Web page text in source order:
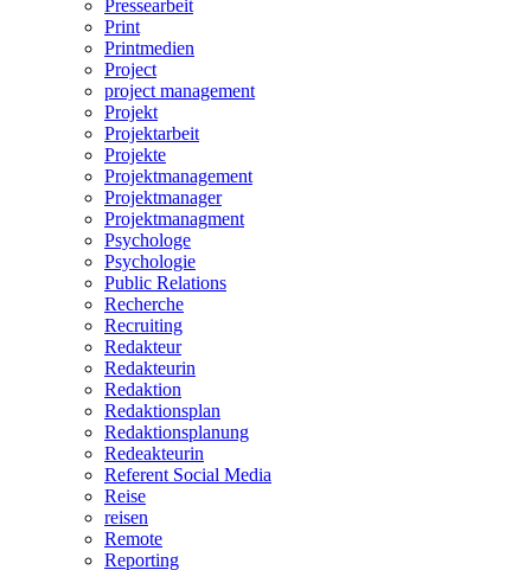
Pressearbeit
Print
Printmedien
Project
project management
Projekt
Projektarbeit
Projekte
Projektmanagement
Projektmanager
Projektmanagment
Psychologe
Psychologie
Public Relations
Recherche
Recruiting
Redakteur
Redakteurin
Redaktion
Redaktionsplan
Redaktionsplanung
Redeakteurin
Referent Social Media
Reise
reisen
Remote
Reporting